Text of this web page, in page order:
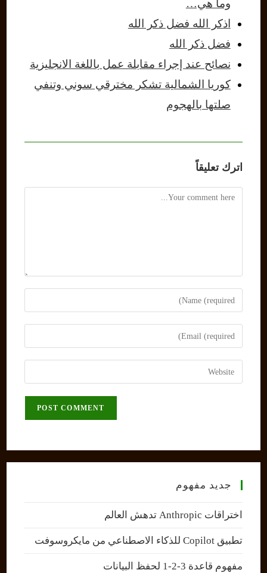
وما هي…
اذكر الله فضل ذكر الله
فضل ذكر الله
نصائح عند إجراء مقابلة عمل باللغة الانجليزية
كوريا الشمالية تشكر مخترقي سوني وتنفي
صلتها بالهجوم
اترك تعليقاً
Comment
Enter
your
name
comment
Enter
your
email
address
Enter
your
جديد مفهوم
اختراقات Anthropic تدهش العالم
تطبيق Copilot للذكاء الاصطناعي من مايكروسوفت
مفهوم قاعدة 3-2-1 لحفظ البيانات